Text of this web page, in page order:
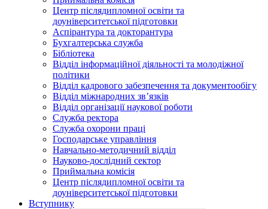
Центр післядипломної освіти та
доуніверситетської підготовки
Аспірантура та докторантура
Бухгалтерська служба
Бібліотека
Відділ інформаційної діяльності та молодіжної
політики
Відділ кадрового забезпечення та документообігу
Відділ міжнародних зв’язків
Відділ організації наукової роботи
Служба ректора
Служба охорони праці
Господарське управління
Навчально-методичний відділ
Науково-дослідний сектор
Приймальна комісія
Центр післядипломної освіти та
доуніверситетської підготовки
Вступнику